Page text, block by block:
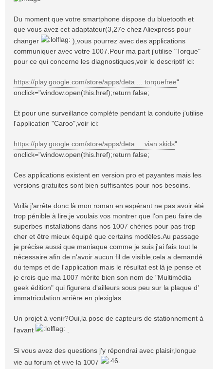
Du moment que votre smartphone dispose du bluetooth et
que vous avez cet adaptateur(3,27e chez Aliexpress pour
changer
),vous pourrez avec des applications
communiquer avec votre 1007.Pour ma part j'utilise "Torque"
pour ce qui concerne les diagnostiques,voir le descriptif ici:
https://play.google.com/store/apps/deta ... torquefree"
onclick="window.open(this.href);return false;
Et pour une surveillance complète pendant la conduite j'utilise
l'application "Caroo",voir ici:
https://play.google.com/store/apps/deta ... vian.skids"
onclick="window.open(this.href);return false;
Ces applications existent en version pro et payantes mais les
versions gratuites sont bien suffisantes pour nos besoins.
Voilà j’arrête donc là mon roman en espérant ne pas avoir été
trop pénible à lire,je voulais vos montrer que l'on peu faire de
superbes installations dans nos 1007 chéries pour pas trop
cher et être mieux équipé que certains modèles.Au passage
je précise aussi que maniaque comme je suis j'ai fais tout le
nécessaire afin de n'avoir aucun fil de visible,cela a demandé
du temps et de l'application mais le résultat est là je pense et
je crois que ma 1007 mérite bien son nom de "Multimédia
geek édition" qui figurera d'ailleurs sous peu sur la plaque d'
immatriculation arrière en plexiglas.
Un projet à venir?Oui,la pose de capteurs de stationnement à
l'avant
Si vous avez des questions j'y répondrai avec plaisir,longue
vie au forum et vive la 1007